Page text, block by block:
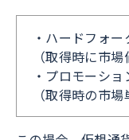
・ハードフォ
（取得時に市場
・プロモーシ
（取得時の市